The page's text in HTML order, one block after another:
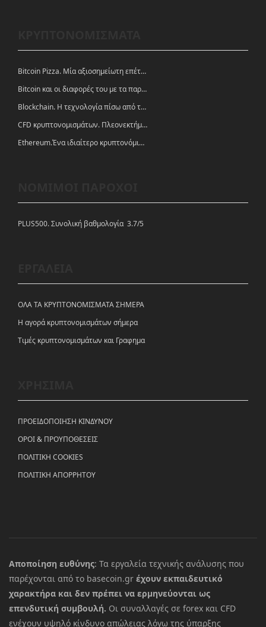
Bitcoin Pizza. Μία αξιοσημείωτη επέτειος.
Bitcoin και οι διαφορές του με τα παραδοσιακά νομίσματα
Blockchain. Η τεχνολογία πίσω από τα κρυπτονομίσματα
CFD κρυπτονομισμάτων. Πλεονεκτήματα και ευκαιρίες
Ethereum.Ένα ιδιαίτερο κρυπτονόμισμα-πλατφόρμα
PLUS500. Συνολική βαθμολογία 3.7/5
ΟΛΑ ΤΑ ΚΡΥΠΤΟΝΟΜΙΣΜΑΤΑ ΣΗΜΕΡΑ
Η αγορά κρυπτονομισμάτων σήμερα
Tιμές κρυπτονομισμάτων και Γραφημα
ΠΡΟΕΙΔΟΠΟΙΗΣΗ ΚΙΝΔΥΝΟΥ
ΟΡΟΙ & ΠΡΟΥΠΟΘΕΣΕΙΣ
ΠΟΛΙΤΙΚΗ COOKIES
ΠΟΛΙΤΙΚΗ ΑΠΟΡΡΗΤΟΥ
Αποποίηση ευθύνης: Τα εργαλεία τεχνικής ανάλυσης που
παρέχονται από το basecoin.gr έχουν εκπαιδευτικό
χαρακτήρα και δεν πρέπει να ερμηνεύονται ως
επενδυτική συμβουλή. Οι συναλλαγές σε forex και CFD
ενέχουν υψηλό κίνδυνο απώλειας λόγω της ύπαρξης